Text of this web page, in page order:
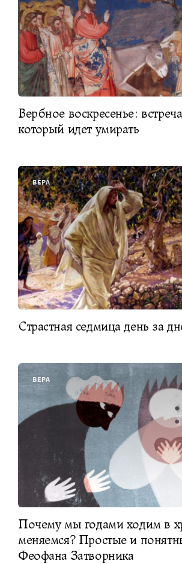
Вербное воскресенье:
который идет умирать
ВЕРА
Страстная седмица день за
ВЕРА
Почему мы годами ходим в
меняемся? Простые и
Феофана Затворника